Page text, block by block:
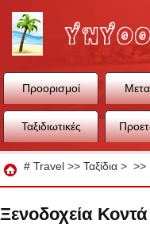
Προορισμοί
Ταξιδιωτικές
Ταξίδια
# Travel >> Ταξίδια > >>
Ξενοδοχεία